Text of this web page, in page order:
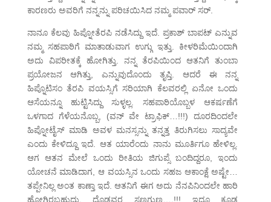
ಕಾರಣರು ಅವರಿಗೆ ನನ್ನನ್ನು ಪರಿಚಯಿಸಿದ ನಮ್ಮ ಪವಾರ್ ಸರ್.
ನಾನೂ ಕೆಲವು ಹಿಪ್ನೋತೆರಪಿ ನಡೆಸಿದ್ದು ಇದೆ. ಪ್ರಕಾಶ್ ಬಾಪಟ್ ಎನ್ನುವ
ನಮ್ಮ ಸಹಪಾಠಿಗೆ ಮಾತಾಡುವಾಗ ಉಗ್ಗು ಇತ್ತು. ಕೀಳರಿಮೆಯಿಂದಾಗಿ
ಅದು ವಿಪರೀತಕ್ಕೆ ಹೋಗಿತ್ತು. ನನ್ನ ತೆರಪಿಯಿಂದ ಆತನಿಗೆ ತುಂಬಾ
ಪ್ರಯೋಜನ ಆಗಿತ್ತು, ಎನ್ನುವುದೊಂದು ತೃಪ್ತಿ. ಆದರೆ ಈ ನನ್ನ
ಹಿಪ್ನೊಟಿಸಂ ತೆರಪಿ ವಯಸ್ಸಿಗೆ ಸರಿಯಾಗಿ ಕೆಲವರಲ್ಲಿ ಏನೋ ಒಂದು
ಆಸೆಯನ್ನೂ ಹುಟ್ಟಿಸಿದ್ದು ಸುಳ್ಳಲ್ಲ. ಸಹಪಾಠಿಯೊಬ್ಬಳ ಆಕರ್ಷಣೆಗೆ
ಒಳಗಾದ ಗೆಳೆಯನೊಬ್ಬ, (ವನ್ ವೇ ಟ್ರಾಫಿಕ್…!!!) ದೂರದಿಂದಲೇ
ಹಿಪ್ನೋಟೈಸ್ ಮಾಡಿ ಅವಳ ಮನಸ್ಸನ್ನು ತನ್ನತ್ತ ತಿರುಗಿಸಲು ಸಾದ್ಯವೇ
ಎಂದು ಕೇಳಿದ್ದೂ ಇದೆ. ಆತ ಯಾರೆಂದು ನಾನು ಮೂರ್ತಿಗೂ ಹೇಳಿಲ್ಲ.
ಆಗ ಆತನ ಮೇಲೆ ಒಂದು ರೀತಿಯ ಜಿಗುಪ್ಸೆ ಬಂದಿದ್ದರೂ, ಇಂದು
ಯೋಚನೆ ಮಾಡಿದಾಗ, ಆ ವಯಸ್ಸಿನ ಒಂದು ಸಹಜ ಆಕಾಂಕ್ಷೆ ಅಷ್ಟೇ…
ತಪ್ಪೇನಿಲ್ಲ ಅಂತ ಕಾಣ್ತಾ ಇದೆ. ಆತನಿಗೆ ಈಗ ಅದು ನೆನಪಿನಿಂದಲೇ ಹಾರಿ
ಹೋಗಿರಬಹುದು. ದೊಡ್ಡವರ ಸಣ್ಣಗುಣ….!!! ಇದೂ ಕೂಡ